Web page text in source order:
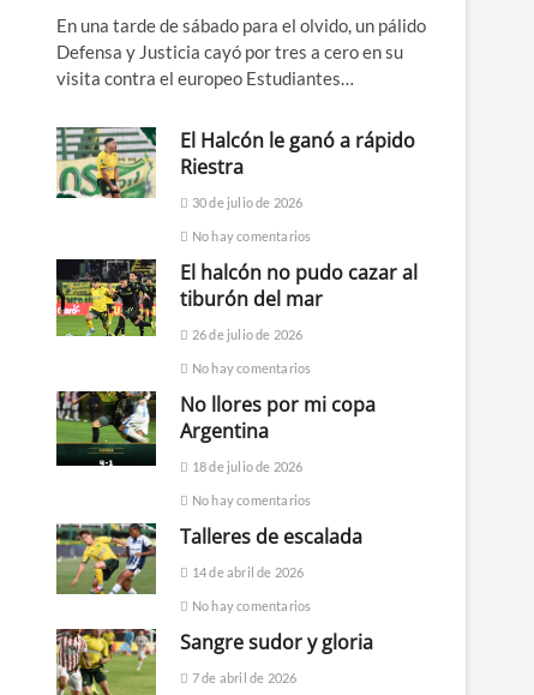
En una tarde de sábado para el olvido, un pálido
Defensa y Justicia cayó por tres a cero en su
visita contra el europeo Estudiantes…
El Halcón le ganó a rápido
Riestra
30 de julio de 2026
No hay comentarios
El halcón no pudo cazar al
tiburón del mar
26 de julio de 2026
No hay comentarios
No llores por mi copa
Argentina
18 de julio de 2026
No hay comentarios
Talleres de escalada
14 de abril de 2026
No hay comentarios
Sangre sudor y gloria
7 de abril de 2026